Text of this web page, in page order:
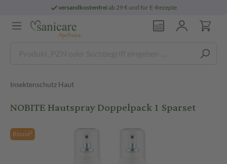
versandkostenfreiab 29 € und für E-Rezepte
Insektenschutz Haut
NOBITE Hautspray Doppelpack 1 Sparset
Biozid2